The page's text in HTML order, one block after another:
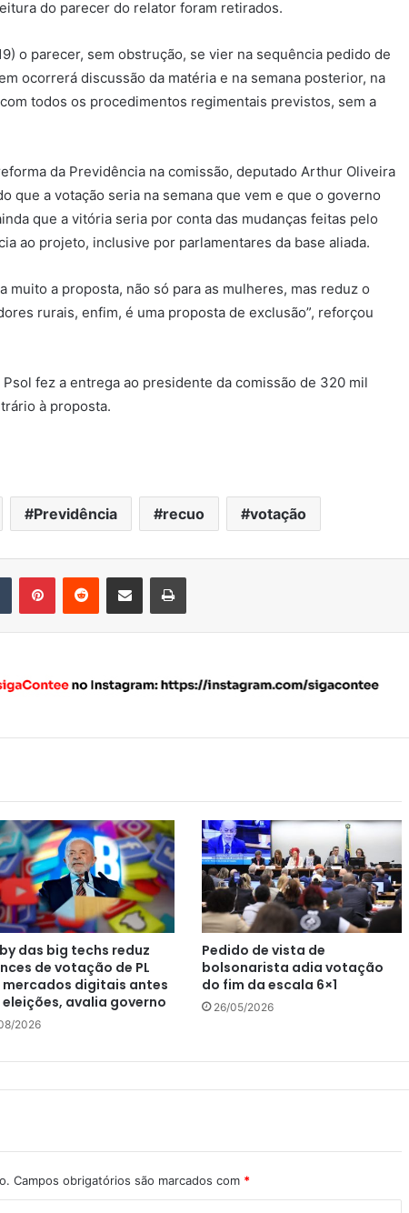
do parecer do relator foram retirados.
o parecer, sem obstrução, se vier na sequência pedido de
ocorrerá discussão da matéria e na semana posterior, na
todos os procedimentos regimentais previstos, sem a
da Previdência na comissão, deputado Arthur Oliveira
que a votação seria na semana que vem e que o governo
que a vitória seria por conta das mudanças feitas pelo
ao projeto, inclusive por parlamentares da base aliada.
muito a proposta, não só para as mulheres, mas reduz o
rurais, enfim, é uma proposta de exclusão”, reforçou
fez a entrega ao presidente da comissão de 320 mil
à proposta.
Previdência recuo votação
das big techs reduz
de votação de PL
mercados digitais antes
eleições, avalia governo
2026
Pedido de vista de
bolsonarista adia votação
do fim da escala 6×1
26/05/2026
Campos obrigatórios são marcados com *